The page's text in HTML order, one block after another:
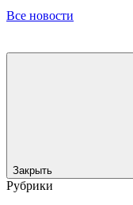
Все новости
Закрыть
Рубрики